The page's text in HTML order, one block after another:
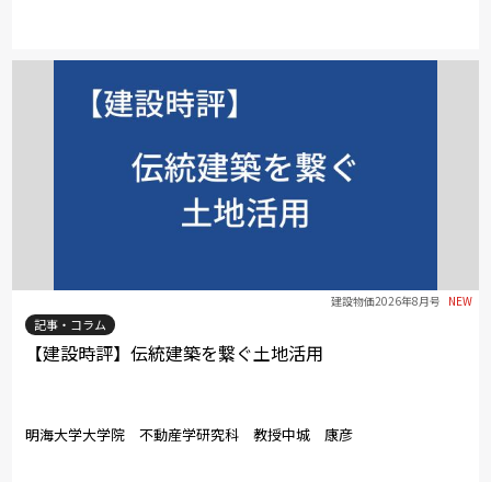
建設物価2026年8月号 NEW
記事・コラム
【建設時評】伝統建築を繋ぐ土地活用
明海大学大学院 不動産学研究科 教授中城 康彦